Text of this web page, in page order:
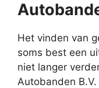
Het vinden van
soms best een
niet langer
Autobanden